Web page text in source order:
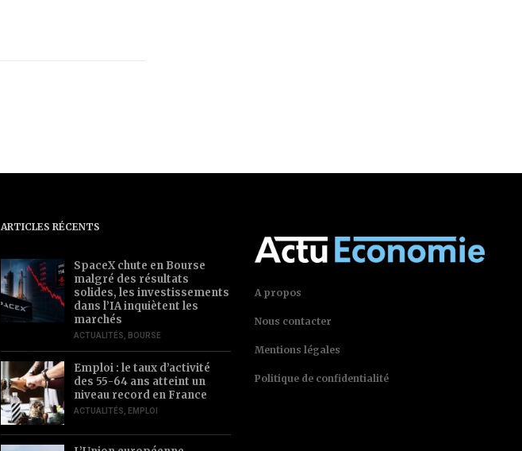
ARTICLES RÉCENTS
SpaceX chute en Bourse
malgré des résultats
solides, les investissements
dans l’IA inquiètent les
marchés
ACTUALITÉS BOURSE
Emploi : le taux d’activité
des 55-64 ans atteint un
niveau record en France
ACTUALITÉS EMPLOI
A propos
Nous contacter
Mentions légales
Politique de confidentialité